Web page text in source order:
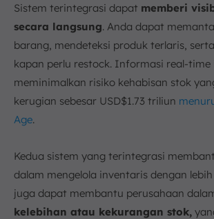
Sistem terintegrasi dapat memberi
secara langsung. Anda dapat
barang, mendeteksi produk terlaris,
kapan perlu restock. Informasi real-time
meminimalkan risiko kehabisan stok
kerugian sebesar USD$1.73 triliun
Age.
Kedua sistem yang terintegrasi
dalam mengelola inventaris dengan
juga dapat membantu perusahaan
kelebihan atau kekurangan stok,